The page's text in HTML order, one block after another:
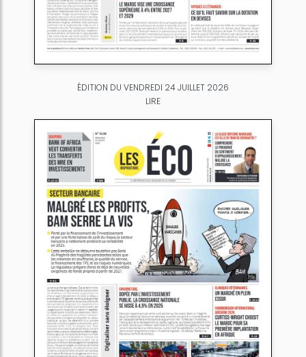
ÉDITION DU VENDREDI 24 JUILLET 2026
LIRE